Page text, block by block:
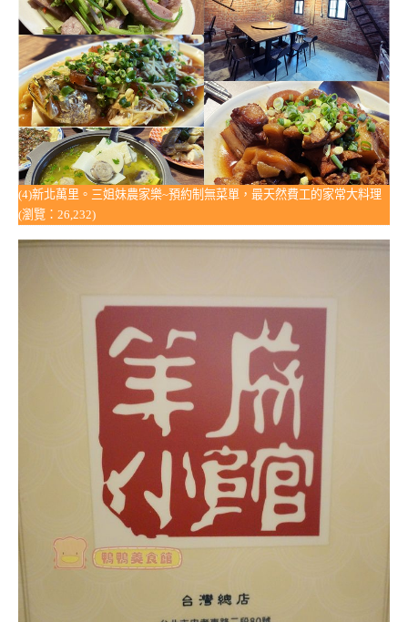
(4)新北萬里。三姐妹農家樂~預約制無菜單，最天然費工的家常大料理
(瀏覽：26,232)